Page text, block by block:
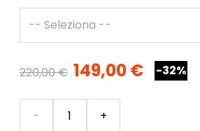
220,00 € 149,00 € -32%
- +